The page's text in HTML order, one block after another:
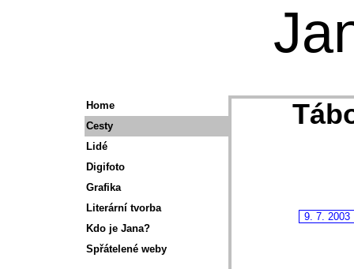
Home
Cesty
Lidé
Digifoto
Grafika
Literární tvorba
Kdo je Jana?
Spřátelené weby
9. 7. 2003